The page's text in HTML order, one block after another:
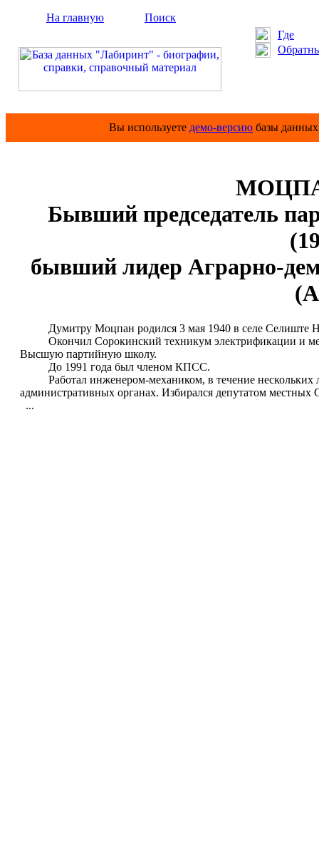
На главную
Поиск
Где
Вы используете демо-версию базы
Бывший председатель
бывший лидер Аграрно-
Думитру Моцпан родился 3 мая 1940 в селе Селиште
Окончил Сорокинский техникум электрификации и
Высшую партийную школу.
До 1991 года был членом КПСС.
Работал инженером-механиком, в течение нескольких
административных органах. Избирался депутатом местных
...